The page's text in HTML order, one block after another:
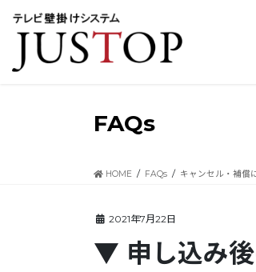
FAQs
HOME FAQs キャンセル・補償
2021年7月22日
▼ 申し込み後